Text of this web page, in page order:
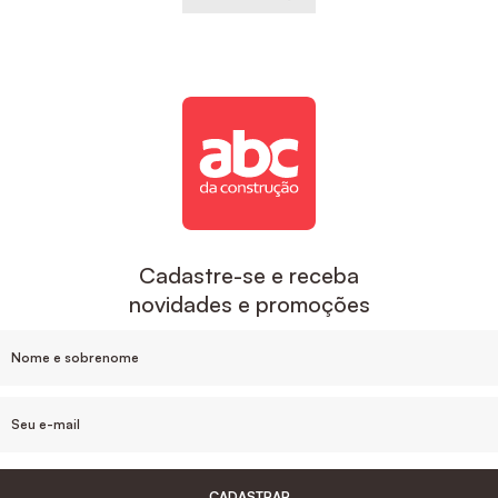
Cadastre-se e receba
novidades e promoções